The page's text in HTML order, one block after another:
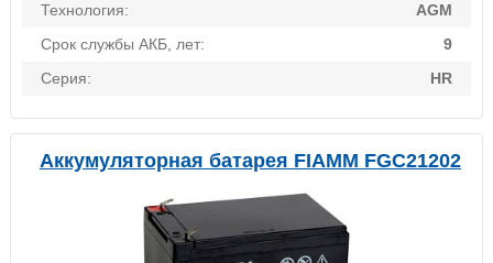
Технология:
AGM
Срок службы АКБ, лет:
9
Серия:
HR
Аккумуляторная батарея FIAMM FGC21202